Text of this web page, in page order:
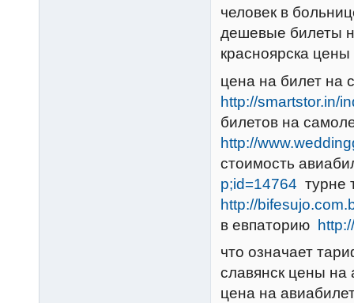
человек в
дешевые билеты
красноярска
цена на билет на
http://smartstor.in/
билетов на
http://
стоимость
p;id=14764 турне
http://
в евпаторию
что означает
славянск цены на
цена на